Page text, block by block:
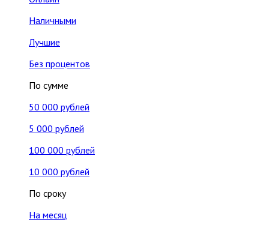
Наличными
Лучшие
Без процентов
По сумме
50 000 рублей
5 000 рублей
100 000 рублей
10 000 рублей
По сроку
На месяц